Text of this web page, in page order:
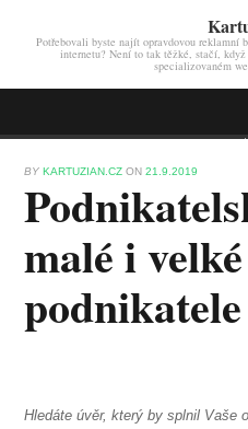
Potřebovali byste najít opravdovou reklamní
internetu? Není to tak těžké, stačí,
specializovaném
BY KARTUZIAN.CZON21.9.2019
malé i velké
podnikatele
Hledáte úvěr, který by splnil Vaše